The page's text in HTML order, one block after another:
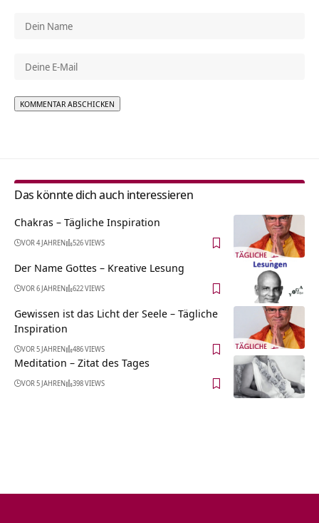
Das könnte dich auch interessieren
Chakras – Tägliche Inspiration
VOR 4 JAHREN 526 VIEWS
Der Name Gottes – Kreative Lesung
VOR 6 JAHREN 622 VIEWS
Gewissen ist das Licht der Seele – Tägliche
Inspiration
VOR 5 JAHREN 486 VIEWS
Meditation – Zitat des Tages
VOR 5 JAHREN 398 VIEWS